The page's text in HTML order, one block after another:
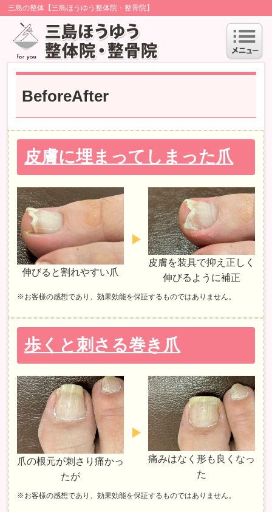
三島の整体【三島ほうゆう整体院・整骨院】
BeforeAfter
皮膚に埋まってしまった爪
伸びると割れやすい爪
皮膚を装具で抑え正しく
伸びるように補正
※お客様の感想であり、効果効能を保証するものではありません。
歩くと刺さる巻き爪
爪の根元が刺さり痛かっ
たが
痛みはなく形も良くなっ
た
※お客様の感想であり、効果効能を保証するものではありません。